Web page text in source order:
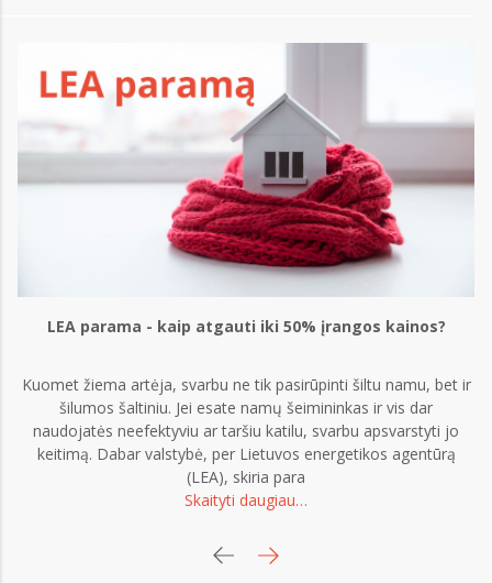
LEA parama - kaip atgauti iki 50% įrangos kainos?
Kuomet žiema artėja, svarbu ne tik pasirūpinti šiltu namu, bet ir
šilumos šaltiniu. Jei esate namų šeimininkas ir vis dar
naudojatės neefektyviu ar taršiu katilu, svarbu apsvarstyti jo
keitimą. Dabar valstybė, per Lietuvos energetikos agentūrą
(LEA), skiria para
Skaityti daugiau…